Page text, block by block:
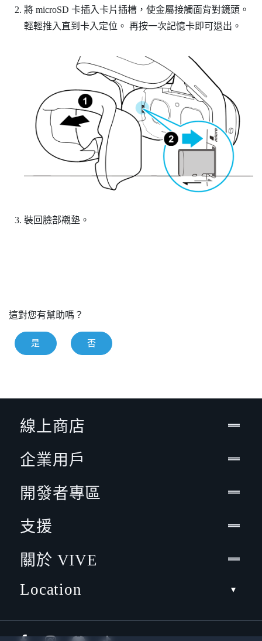
將 microSD 卡插入卡片插槽，使金屬接觸面背對鏡頭。
輕輕推入直到卡入定位。 再按一次記憶卡即可退出。
裝回臉部襯墊。
這對您有幫助嗎？
是 否
線上商店
企業用戶
開發者專區
支援
關於 VIVE
Location